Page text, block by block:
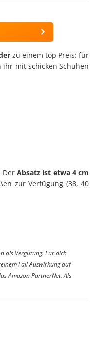
zu einem top Preis: für
ihr mit schicken Schuhen
DerAbsatz ist etwa 4 cm
zur Verfügung (38, 40
als Vergütung. Für dich
Fall Auswirkung auf
Amazon PartnerNet. Als